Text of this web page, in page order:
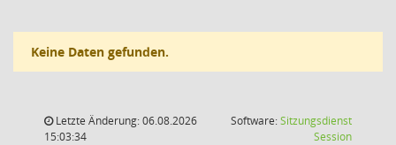
Keine Daten gefunden.
Letzte Änderung: 06.08.2026
15:03:34
Software:Sitzungsdienst
Session(Wird in